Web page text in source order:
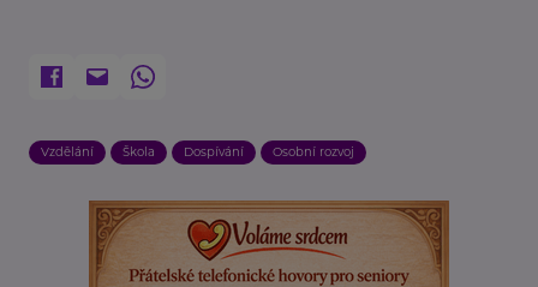
Vzdělání Škola Dospívání Osobní rozvoj